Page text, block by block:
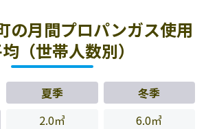
の月間プロパンガス使用
（世帯人数別）
夏季
冬季
2.0㎥
6.0㎥